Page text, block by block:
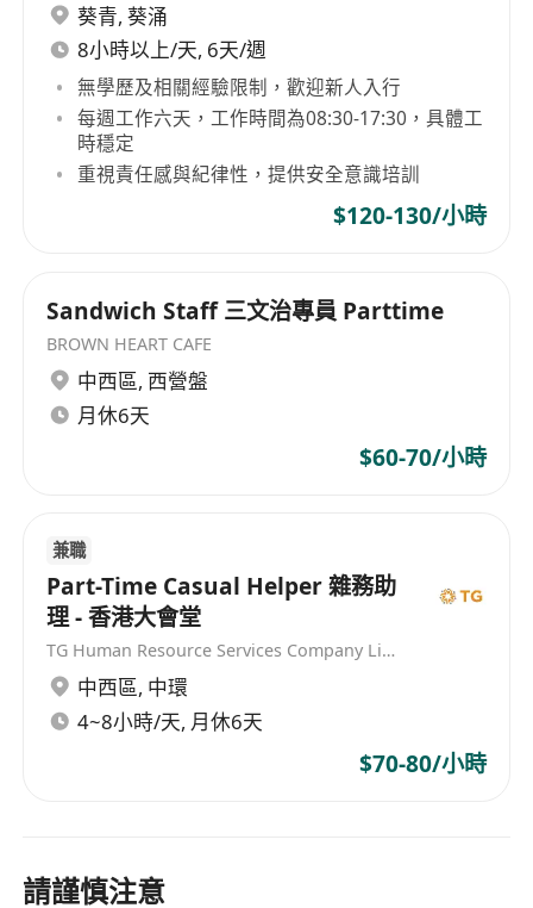
葵青, 葵涌
8小時以上/天, 6天/週
無學歷及相關經驗限制，歡迎新人入行
每週工作六天，工作時間為08:30-17:30，具體工
時穩定
重視責任感與紀律性，提供安全意識培訓
$120-130/小時
Sandwich Staff 三文治專員 Parttime
BROWN HEART CAFE
中西區, 西營盤
月休6天
$60-70/小時
兼職
Part-Time Casual Helper 雜務助
理 - 香港大會堂
TG Human Resource Services Company Limited
中西區, 中環
4~8小時/天, 月休6天
$70-80/小時
請謹慎注意